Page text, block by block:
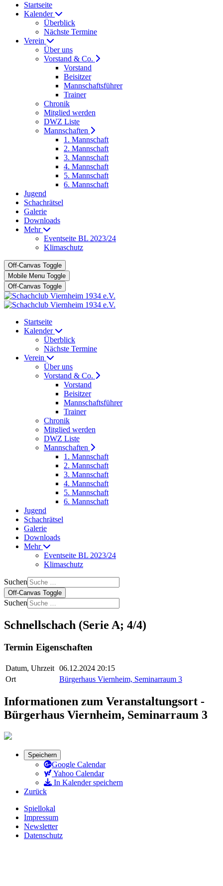
Startseite
Kalender
Überblick
Nächste Termine
Verein
Über uns
Vorstand & Co.
Vorstand
Beisitzer
Mannschaftsführer
Trainer
Chronik
Mitglied werden
DWZ Liste
Mannschaften
1. Mannschaft
2. Mannschaft
3. Mannschaft
4. Mannschaft
5. Mannschaft
6. Mannschaft
Jugend
Schachrätsel
Galerie
Downloads
Mehr
Eventseite BL 2023/24
Klimaschutz
Off-Canvas Toggle
Mobile Menu Toggle
Off-Canvas Toggle
Startseite
Kalender
Überblick
Nächste Termine
Verein
Über uns
Vorstand & Co.
Vorstand
Beisitzer
Mannschaftsführer
Trainer
Chronik
Mitglied werden
DWZ Liste
Mannschaften
1. Mannschaft
2. Mannschaft
3. Mannschaft
4. Mannschaft
5. Mannschaft
6. Mannschaft
Jugend
Schachrätsel
Galerie
Downloads
Mehr
Eventseite BL 2023/24
Klimaschutz
Suchen
Off-Canvas Toggle
Suchen
Schnellschach (Serie A; 4/4)
Termin Eigenschaften
Datum, Uhrzeit 06.12.2024 20:15
Ort
Bürgerhaus Viernheim, Seminarraum 3
Informationen zum Veranstaltungsort -
Bürgerhaus Viernheim, Seminarraum 3
Speichern
Google Calendar
Yahoo Calendar
In Kalender speichern
Zurück
Spiellokal
Impressum
Newsletter
Datenschutz